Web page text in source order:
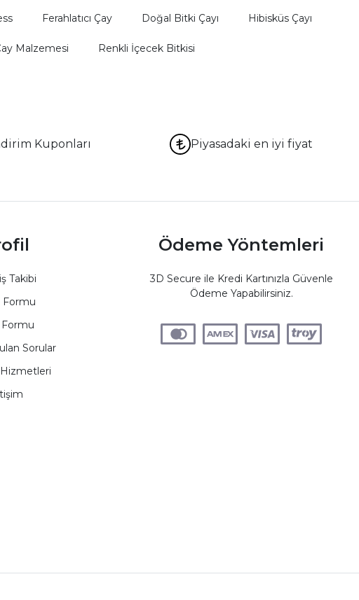
Ferahlatıcı Çay Doğal Bitki Çayı Hibisküs Çayı
Malzemesi Renkli İçecek Bitkisi
Kuponları Piyasadaki en iyi fiyat
Takibi
Formu
Sorular
Ödeme Yöntemleri
3D Secure ile Kredi Kartınızla Güvenle
Ödeme Yapabilirsiniz.